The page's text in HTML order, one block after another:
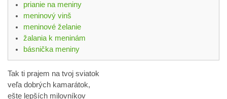
prianie na meniny
meninový vinš
meninové želanie
žalania k meninám
básnička meniny
Tak ti prajem na tvoj sviatok
veľa dobrých kamarátok,
ešte lepších milovníkov